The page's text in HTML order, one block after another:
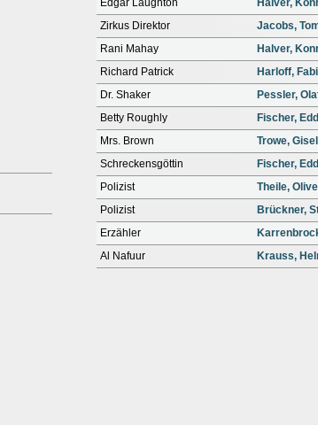
Edgar Laughton
Halver,
Zirkus Direktor
Jacobs,
Rani Mahay
Halver,
Richard Patrick
Harloff,
Dr. Shaker
Pessler,
Betty Roughly
Fischer,
Mrs. Brown
Trowe,
Schreckensgöttin
Fischer,
Polizist
Theile,
Polizist
Brückner,
Erzähler
Al Nafuur
Krauss,